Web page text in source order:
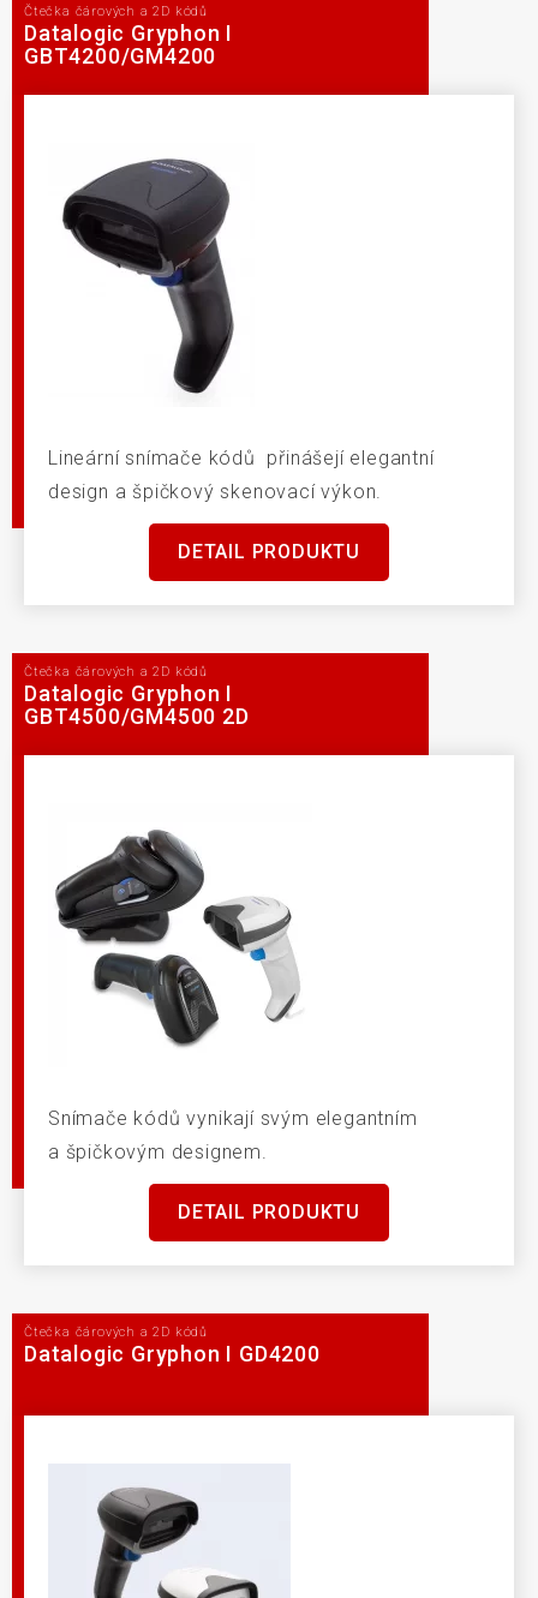
Čtečka čárových a 2D kódů
Datalogic Gryphon I
GBT4200/GM4200
Lineární snímače kódů přinášejí elegantní
design a špičkový skenovací výkon.
DETAIL PRODUKTU
Čtečka čárových a 2D kódů
Datalogic Gryphon I
GBT4500/GM4500 2D
Snímače kódů vynikají svým elegantním
a špičkovým designem.
DETAIL PRODUKTU
Čtečka čárových a 2D kódů
Datalogic Gryphon I GD4200